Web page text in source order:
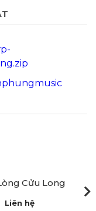
Cửu Long
Liên hệ